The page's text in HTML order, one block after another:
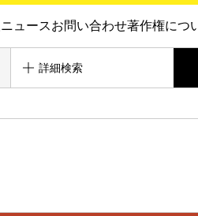
ニュースお問い合わせ著作権につ
詳細検索